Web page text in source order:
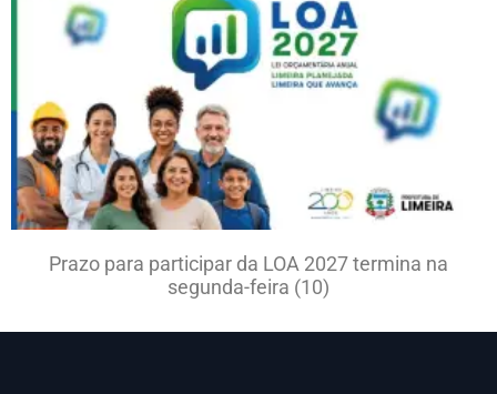
Prazo para participar da LOA 2027 termina na
segunda-feira (10)